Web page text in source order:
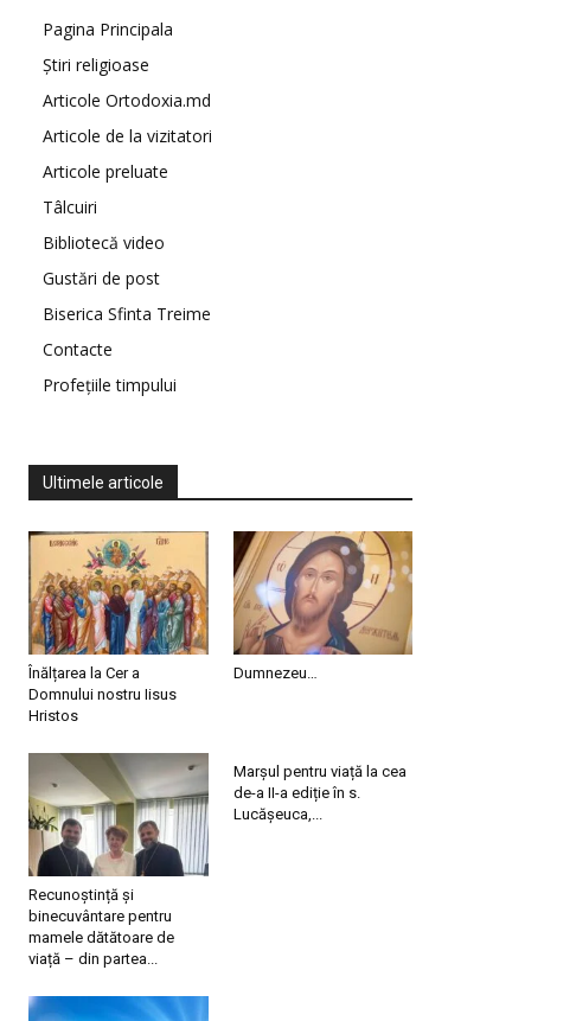
Pagina Principala
Știri religioase
Articole Ortodoxia.md
Articole de la vizitatori
Articole preluate
Tâlcuiri
Bibliotecă video
Gustări de post
Biserica Sfinta Treime
Contacte
Profețiile timpului
Ultimele articole
Înălțarea la Cer a
Domnului nostru Iisus
Hristos
Dumnezeu…
Recunoștință și
binecuvântare pentru
mamele dătătoare de
viață – din partea...
Marșul pentru viață la cea
de-a II-a ediție în s.
Lucășeuca,...